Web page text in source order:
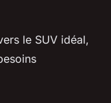
le SUV idéal,